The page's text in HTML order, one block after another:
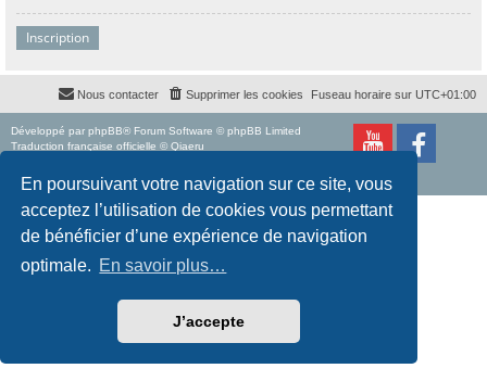
En poursuivant votre navigation sur ce site, vous
acceptez l’utilisation de cookies vous permettant
de bénéficier d’une expérience de navigation
optimale. En savoir plus…
J’accepte
Inscription
Fuseau horaire sur UTC+01:00
Supprimer les cookies
Nous contacter
Développé par phpBB® Forum Software © phpBB Limited
Traduction française officielle © Qiaeru
Confidentialité
Conditions